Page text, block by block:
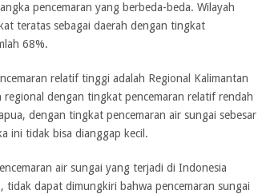
pencemaran yang berbeda-beda. Wilayah
teratas sebagai daerah dengan tingkat
68%.
relatif tinggi adalah Regional Kalimantan
dengan tingkat pencemaran relatif rendah
dengan tingkat pencemaran air sungai sebesar
ini tidak bisa dianggap kecil.
air sungai yang terjadi di Indonesia
dapat dimungkiri bahwa pencemaran sungai